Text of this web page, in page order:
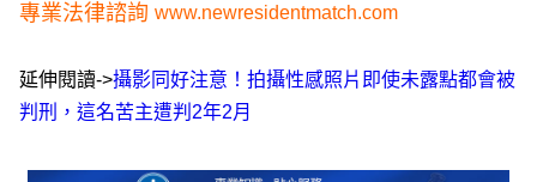
專業法律諮詢www.newresidentmatch.com
延伸閱讀->攝影同好注意！拍攝性感照片即使未露點都會被
判刑，這名苦主遭判2年2月